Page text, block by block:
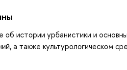
истории урбанистики и
а также культурологическом